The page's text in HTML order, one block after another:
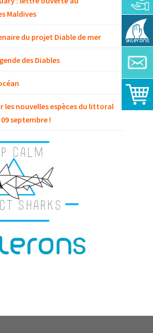
Maldives
du projet Diable de mer
des Diables
les nouvelles espèces du littoral
septembre !